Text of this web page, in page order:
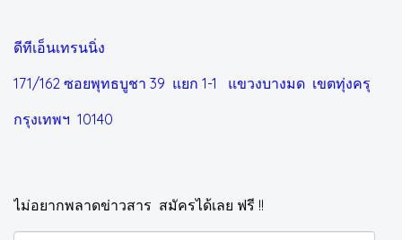
ดีทีเอ็นเทรนนิ่ง
171/162 ซอยพุทธบูชา 39 แยก 1-1 แขวงบางมด เขตทุ่งครุ
กรุงเทพฯ 10140
ไม่อยากพลาดข่าวสาร สมัครได้เลย ฟรี !!